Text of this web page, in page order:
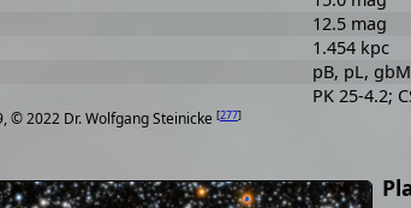
© 2022 Dr. Wolfgang Steinicke [277]
12.5 mag
1.454 kpc
pB, pL, gbM
PK 25-4.2;